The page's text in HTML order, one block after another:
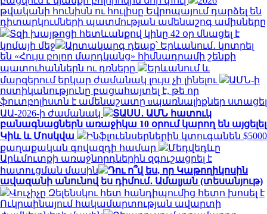
թվականի հունիսն ու հուլիսը Եվրոպայում դարձել են
դիտարկումների պատմության ամենաշոգ ամիսները
Տզի խայթոցի հետևանքով կինը 42 օր մնացել է
կոմայի մեջ
Արտակարգ դեպք՝ Երևանում․ կոտրել
են «Հույս բոլոր մարդկանց» հիմնադրամի շենքի
պատուհաններն ու դռները
Երևանում և
մարզերում երկար ժամանակ լույս չի լինելու
ԱՄՆ-ի
ոստիկանությունը բացահայտել է, թե որ
ֆուտբոլիստն է ամենաշատը uպառնալիքներ ստացել
ԱԱ-2026-ի ժամանակ
ՏԱՍՍ․ ԱՄՆ հատուկ
բանագնացներն առաջիկա 10 օրում կարող են այցելել
Կիև և Մոսկվա
Ինֆլուենսերներին կտուգանեն $5000
քաղաքական գովազդի համար
Մեդվեդևը
Արևմուտքի առաջնորդներին զգուշացրել է
հատուցման մասին
Դու ո՞վ ես, որ Կաթողիկոսին
ավազանի անունով ես դիմում․ Ամալյան (տեսանյութ)
Վուչիչը Զելենսկու հետ հանդիպումից հետո խոսել է
Ուկրաինայում հակամարտության ավարտի